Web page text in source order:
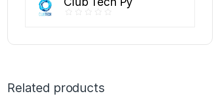
Related products